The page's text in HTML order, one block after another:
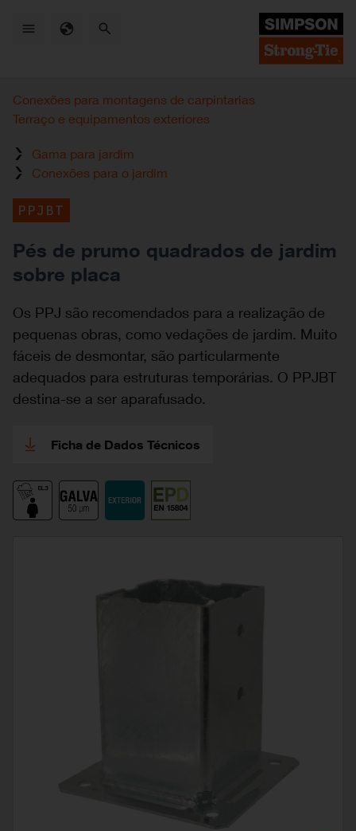
Conexões para montagens de carpintarias
Terraço e equipamentos exteriores
Gama para jardim
Conexões para o jardim
PPJBT
Pés de prumo quadrados de jardim
sobre placa
Os PPJ são recomendados para a realização de
pequenas obras, como vedações de jardim. Muito
fáceis de desmontar, são particularmente
adequados para estruturas temporárias. O PPJBT
destina-se a ser aparafusado.
Ficha de Dados Técnicos